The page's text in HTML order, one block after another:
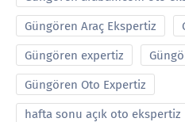
Güngören Araç Ekspertiz
Güngören expertiz
Güngören Oto Expertiz
hafta sonu açık oto ekspertiz